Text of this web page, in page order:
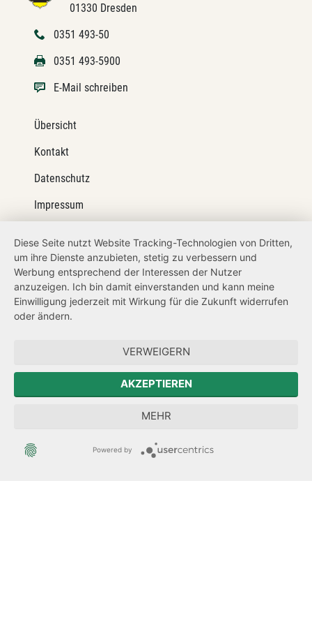
01330 Dresden
0351 493-50
0351 493-5900
E-Mail schreiben
Übersicht
Kontakt
Datenschutz
Impressum
Netiquette
Transparenzanspruch
Hinweisgeberschutz
Forum Mitteleuropa
Der Sächsische Integrationsbeauftragte
Sächsische Landesbeauftragte zur Aufarbeitung der SED-
Diese Seite nutzt Website Tracking-Technologien von Dritten,
um ihre Dienste anzubieten, stetig zu verbessern und
Werbung entsprechend der Interessen der Nutzer
anzuzeigen. Ich bin damit einverstanden und kann meine
Einwilligung jederzeit mit Wirkung für die Zukunft widerrufen
oder ändern.
VERWEIGERN
AKZEPTIEREN
MEHR
Powered by